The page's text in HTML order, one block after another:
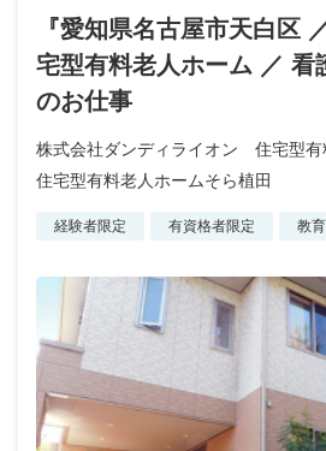
『愛知県名古屋市天白区
宅型有料老人ホーム ／ 看
のお仕事
株式会社ダンディライオン 住宅型有
住宅型有料老人ホームそら植田
経験者限定 有資格者限定 教